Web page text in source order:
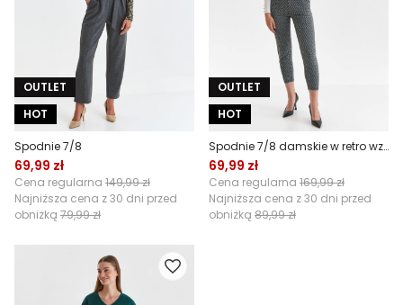
OUTLET
HOT
Spodnie 7/8
69,99 zł
Cena regularna 149,99 zł
Najniższa cena z 30 dni przed
obniżką 79,99 zł
OUTLET
HOT
Spodnie 7/8 damskie w retro wzór
69,99 zł
Cena regularna 169,99 zł
Najniższa cena z 30 dni przed
obniżką 89,99 zł